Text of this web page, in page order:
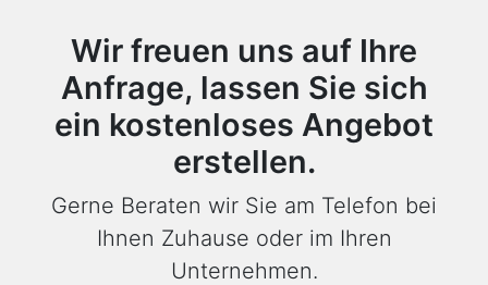
Wir freuen uns auf Ihre
Anfrage, lassen Sie sich
ein kostenloses Angebot
erstellen.
Gerne Beraten wir Sie am Telefon bei
Ihnen Zuhause oder im Ihren
Unternehmen.